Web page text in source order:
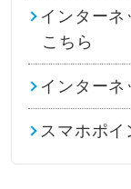
インター
こちら
インターネ
スマホポイ